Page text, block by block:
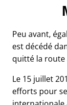
Peu avant,
est décédé
quitté la route
Le 15 juillet
efforts pour